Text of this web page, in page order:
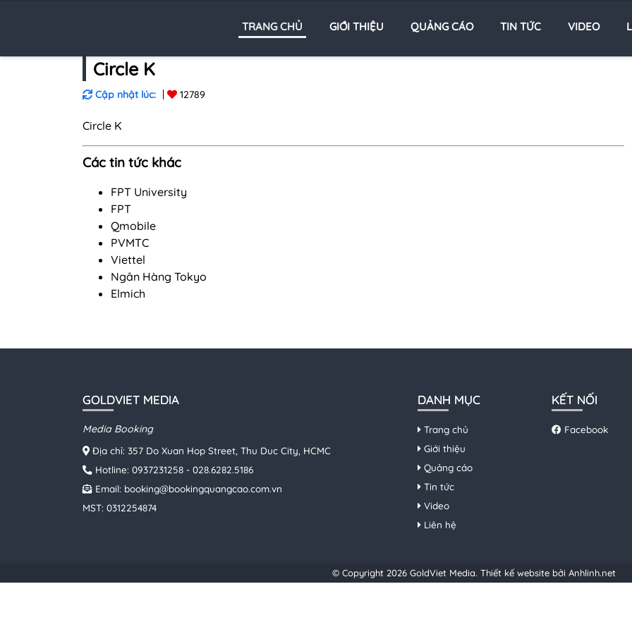
TRANG CHỦ GIỚI THIỆU QUẢNG CÁO TIN TỨC VIDEO
Circle K
Cập nhật lúc: 12789
Circle K
Các tin tức khác
FPT University
FPT
Qmobile
PVMTC
Viettel
Ngân Hàng Tokyo
Elmich
GOLDVIET MEDIA
Media Booking
Địa chỉ: 357 Do Xuan Hop Street, Thu Duc City, HCMC
Hotline: 0937231258 - 028.6282.5186
Email: booking@bookingquangcao.com.vn
MST: 0312254874
DANH MỤC
Trang chủ
Giới thiệu
Quảng cáo
Tin tức
Video
Liên hệ
KẾT NỐI
Facebook
© Copyright 2026 GoldViet Media. Thiết kế website bởi Anhlinh.net